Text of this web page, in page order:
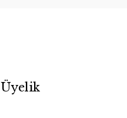
Üyelik